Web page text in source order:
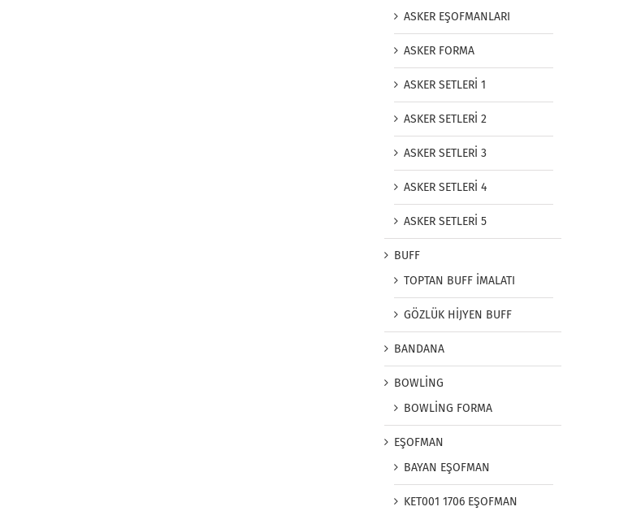
ASKER EŞOFMANLARI
ASKER FORMA
ASKER SETLERİ 1
ASKER SETLERİ 2
ASKER SETLERİ 3
ASKER SETLERİ 4
ASKER SETLERİ 5
BUFF
TOPTAN BUFF İMALATI
GÖZLÜK HİJYEN BUFF
BANDANA
BOWLİNG
BOWLİNG FORMA
EŞOFMAN
BAYAN EŞOFMAN
KET001 1706 EŞOFMAN